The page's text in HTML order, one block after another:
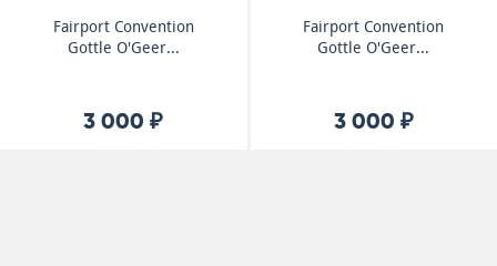
Fairport Convention
Gottle O'Geer...
3 000 ₽
Fairport Convention
Gottle O'Geer...
3 000 ₽